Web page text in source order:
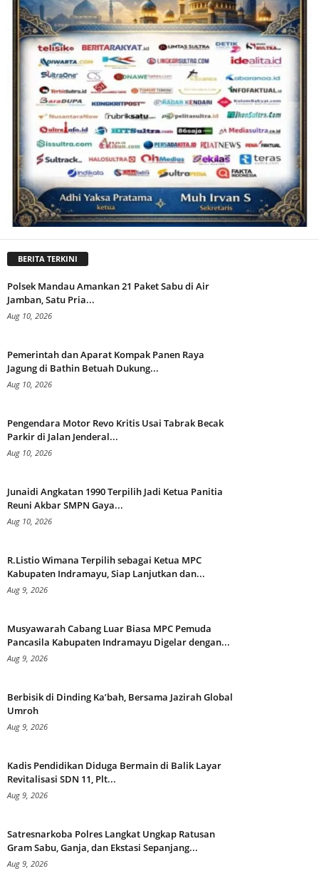
BERITA TERKINI
Polsek Mandau Amankan 21 Paket Sabu di Air
Jamban, Satu Pria...
Aug 10, 2026
Pemerintah dan Aparat Kompak Panen Raya
Jagung di Bathin Betuah Dukung...
Aug 10, 2026
Pengendara Motor Revo Kritis Usai Tabrak Becak
Parkir di Jalan Jenderal...
Aug 10, 2026
Junaidi Angkatan 1990 Terpilih Jadi Ketua Panitia
Reuni Akbar SMPN Gaya...
Aug 10, 2026
R.Listio Wimana Terpilih sebagai Ketua MPC
Kabupaten Indramayu, Siap Lanjutkan dan...
Aug 9, 2026
Musyawarah Cabang Luar Biasa MPC Pemuda
Pancasila Kabupaten Indramayu Digelar dengan...
Aug 9, 2026
Berbisik di Dinding Ka’bah, Bersama Jazirah Global
Umroh
Aug 9, 2026
Kadis Pendidikan Diduga Bermain di Balik Layar
Revitalisasi SDN 11, Plt...
Aug 9, 2026
Satresnarkoba Polres Langkat Ungkap Ratusan
Gram Sabu, Ganja, dan Ekstasi Sepanjang...
Aug 9, 2026